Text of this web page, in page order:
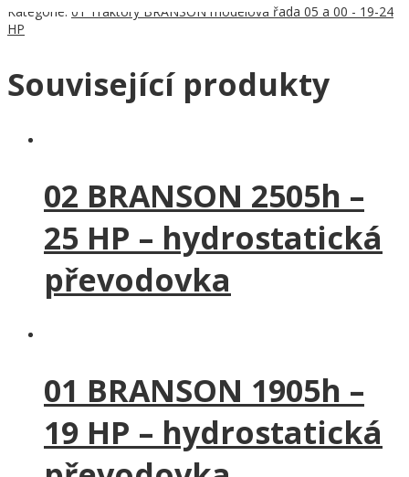
Kategorie: 01 Traktory BRANSON modelová řada 05 a 00 - 19-24
HP
Související produkty
02 BRANSON 2505h –
25 HP – hydrostatická
převodovka
01 BRANSON 1905h –
19 HP – hydrostatická